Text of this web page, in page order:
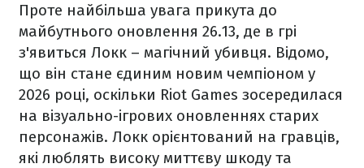
Проте найбільша увага прикута до
майбутнього оновлення 26.13, де в грі
з'явиться Локк – магічний убивця. Відомо,
що він стане єдиним новим чемпіоном у
2026 році, оскільки Riot Games зосередилася
на візуально-ігрових оновленнях старих
персонажів. Локк орієнтований на гравців,
які люблять високу миттєву шкоду та